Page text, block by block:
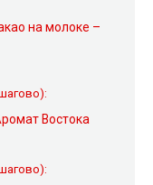
на молоке –
Востока